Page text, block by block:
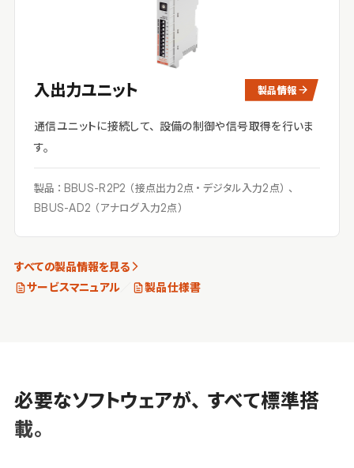
入出力ユニット 製品情報
通信ユニットに接続して、設備の制御や信号取得を行いま
す。
製品：BBUS-R2P2（接点出力2点・デジタル入力2点）、
BBUS-AD2（アナログ入力2点）
すべての製品情報を見る
サービスマニュアル
製品仕様書
必要なソフトウェアが、すべて標準搭
載。